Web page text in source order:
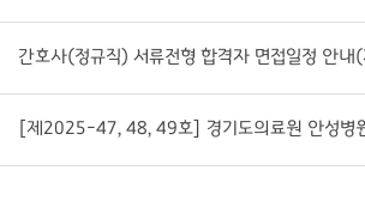
간호사(정규직) 서류전형 합격자 면접일정 안
[제2025-47, 48, 49호] 경기도의료원 안성병